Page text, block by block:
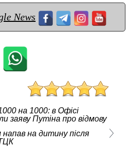
News
на 1000: в Офісі
заяву Путіна про відмову
напав на дитину після